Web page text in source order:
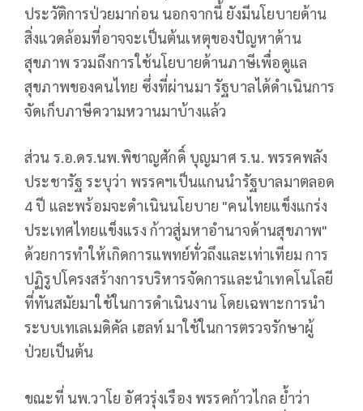
ประวัติการป่วยมาก่อน นอกจากนี้ ยังมีนโยบายด้าน
สิ่งแวดล้อมที่อาจจะเป็นต้นเหตุของปัญหาด้าน
สุขภาพ รวมถึงการใช้นโยบายด้านภาษีเพื่อดูแล
สุขภาพของคนไทย ซึ่งที่ผ่านมา รัฐบาลได้ดำเนินการ
จัดเก็บภาษีความหวานมาบ้างแล้ว
ส่วน ร.อ.ดร.นพ.พิชาญศักดิ์ บุญมาศ ร.น. พรรคพลัง
ประชารัฐ ระบุว่า พรรคฯเป็นแกนนำรัฐบาลมาตลอด
4 ปี และพร้อมจะดำเนินนโยบาย "คนไทยแข็งแกร่ง
ประเทศไทยแข็งแรง ก้าวสู่มหาอำนาจด้านสุขภาพ"
ด้วยการทำให้เกิดการแพทย์ทั่วถึงและเท่าเทียม การ
ปฏิรูปโครงสร้างการบริหารจัดการและนำเทคโนโลยี
ที่ทันสมัยมาใช้ในการดำเนินงาน โดยเฉพาะการนำ
ระบบเทเลเมดิคัล เฮลท์ มาใช้ในการตรวจรักษาผู้
ป่วยเป็นต้น
ขณะที่ นพ.วาโย อัศวรุ่งเรือง พรรคก้าวไกล ย้ำว่า